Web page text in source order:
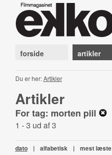
forside artikler
Du er her:Artikler
Artikler
For tag: morten piil
1 - 3 ud af 3
dato | alfabetisk | mest læste